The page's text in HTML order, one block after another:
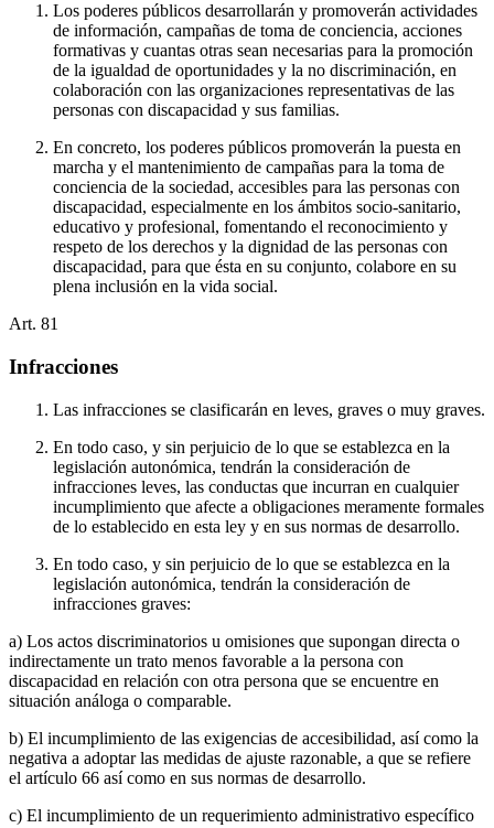
Los poderes públicos desarrollarán y promoverán actividades
de información, campañas de toma de conciencia, acciones
formativas y cuantas otras sean necesarias para la promoción
de la igualdad de oportunidades y la no discriminación, en
colaboración con las organizaciones representativas de las
personas con discapacidad y sus familias.
En concreto, los poderes públicos promoverán la puesta en
marcha y el mantenimiento de campañas para la toma de
conciencia de la sociedad, accesibles para las personas con
discapacidad, especialmente en los ámbitos socio-sanitario,
educativo y profesional, fomentando el reconocimiento y
respeto de los derechos y la dignidad de las personas con
discapacidad, para que ésta en su conjunto, colabore en su
plena inclusión en la vida social.
Art. 81
Infracciones
Las infracciones se clasificarán en leves, graves o muy graves.
En todo caso, y sin perjuicio de lo que se establezca en la
legislación autonómica, tendrán la consideración de
infracciones leves, las conductas que incurran en cualquier
incumplimiento que afecte a obligaciones meramente formales
de lo establecido en esta ley y en sus normas de desarrollo.
En todo caso, y sin perjuicio de lo que se establezca en la
legislación autonómica, tendrán la consideración de
infracciones graves:
a) Los actos discriminatorios u omisiones que supongan directa o
indirectamente un trato menos favorable a la persona con
discapacidad en relación con otra persona que se encuentre en
situación análoga o comparable.
b) El incumplimiento de las exigencias de accesibilidad, así como la
negativa a adoptar las medidas de ajuste razonable, a que se refiere
el artículo 66 así como en sus normas de desarrollo.
c) El incumplimiento de un requerimiento administrativo específico